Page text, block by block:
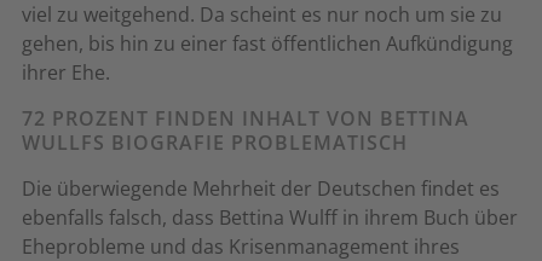
viel zu weitgehend. Da scheint es nur noch um sie zu
gehen, bis hin zu einer fast öffentlichen Aufkündigung
ihrer Ehe.
72 PROZENT FINDEN INHALT VON BETTINA
WULLFS BIOGRAFIE PROBLEMATISCH
Die überwiegende Mehrheit der Deutschen findet es
ebenfalls falsch, dass Bettina Wulff in ihrem Buch über
Eheprobleme und das Krisenmanagement ihres